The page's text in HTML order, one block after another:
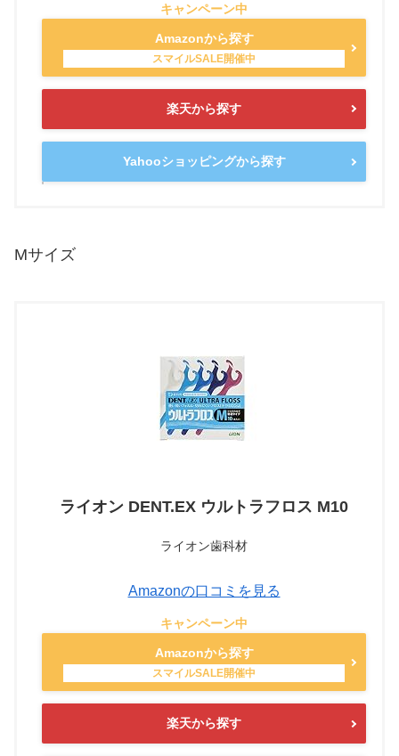
Amazonから探す
楽天から探す
Yahooショッピングから探す
Mサイズ
ライオン DENT.EX ウルトラフロス M10
ライオン歯科材
Amazonの口コミを見る
Amazonから探す
楽天から探す